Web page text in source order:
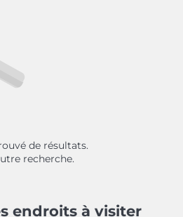
de résultats.
recherche.
endroits à visiter